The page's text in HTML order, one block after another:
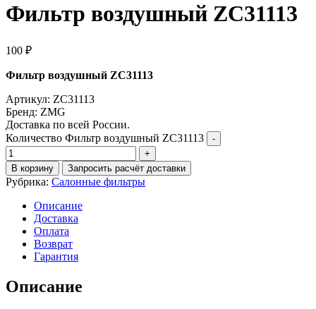
Фильтр воздушный ZC31113
100 ₽
Фильтр воздушный ZC31113
Артикул: ZC31113
Бренд: ZMG
Доставка по всей России.
Количество Фильтр воздушный ZC31113
В корзину Запросить расчёт доставки
Рубрика: Салонные фильтры
Описание
Доставка
Оплата
Возврат
Гарантия
Описание